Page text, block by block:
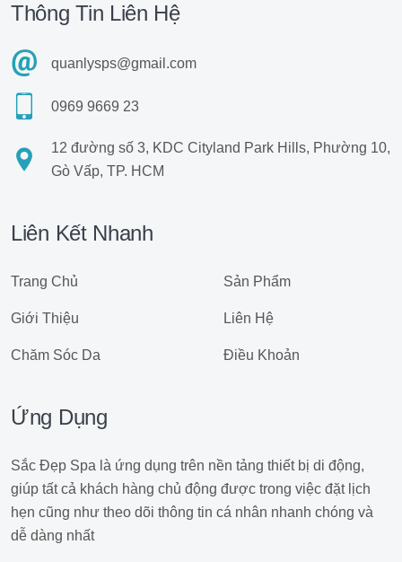
Thông Tin Liên Hệ
quanlysps@gmail.com
0969 9669 23
12 đường số 3, KDC Cityland Park Hills, Phường 10,
Gò Vấp, TP. HCM
Liên Kết Nhanh
Trang Chủ
Giới Thiệu
Chăm Sóc Da
Sản Phẩm
Liên Hệ
Điều Khoản
Ứng Dụng
Sắc Đẹp Spa là ứng dụng trên nền tảng thiết bị di động,
giúp tất cả khách hàng chủ động được trong việc đặt lịch
hẹn cũng như theo dõi thông tin cá nhân nhanh chóng và
dễ dàng nhất